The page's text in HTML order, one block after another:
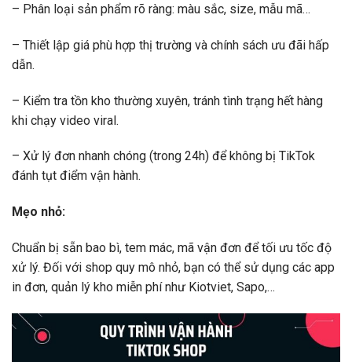
– Phân loại sản phẩm rõ ràng: màu sắc, size, mẫu mã…
– Thiết lập giá phù hợp thị trường và chính sách ưu đãi hấp
dẫn.
– Kiểm tra tồn kho thường xuyên, tránh tình trạng hết hàng
khi chạy video viral.
– Xử lý đơn nhanh chóng (trong 24h) để không bị TikTok
đánh tụt điểm vận hành.
Mẹo nhỏ:
Chuẩn bị sẵn bao bì, tem mác, mã vận đơn để tối ưu tốc độ
xử lý. Đối với shop quy mô nhỏ, bạn có thể sử dụng các app
in đơn, quản lý kho miễn phí như Kiotviet, Sapo,…